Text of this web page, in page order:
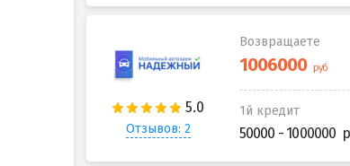
Отзывов: 2
Возвращаете
1й кредит
50000 - 1000000